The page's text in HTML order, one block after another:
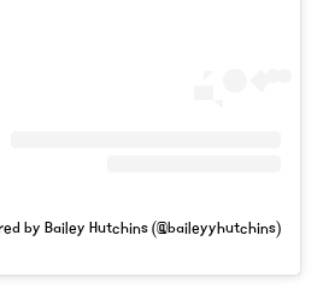
by Bailey Hutchins (@baileyyhutchins)